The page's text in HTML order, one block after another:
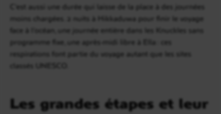
C’est aussi une durée qui laisse de la place à des journées
moins chargées. 2 nuits à Hikkaduwa pour finir le voyage
face à l’océan, une journée entière dans les Knuckles sans
programme fixe, une après-midi libre à Ella : ces
respirations font partie du voyage autant que les sites
classés UNESCO.
Les grandes étapes et leur